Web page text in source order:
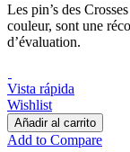
Les pin’s des
couleur, sont une
d’évaluation.
Vista rápida
Wishlist
Añadir al carrito
Add to Compare